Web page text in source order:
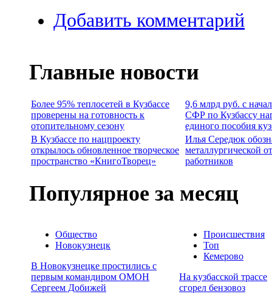
Добавить комментарий
Главные новости
Более 95% теплосетей в Кузбассе
проверены на готовность к
отопительному сезону
9,6 млрд руб. с
СФР по Кузбассу
единого пособия
В Кузбассе по нацпроекту
открылось обновленное творческое
пространство «КнигоТворец»
Илья Середюк
металлургической
работников
Популярное за месяц
Общество
Новокузнецк
В Новокузнецке простились с
первым командиром ОМОН
Сергеем Добижей
Происшествия
Топ
Кемерово
На кузбасской трассе
сгорел бензовоз